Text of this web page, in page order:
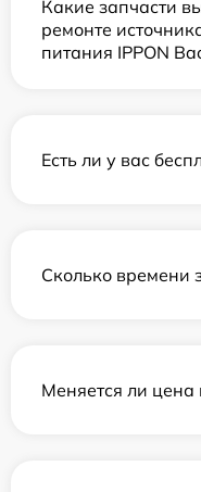
Какие запчасти
ремонте
питания IPPON
Есть ли у вас
Сколько времени
Меняется ли цена